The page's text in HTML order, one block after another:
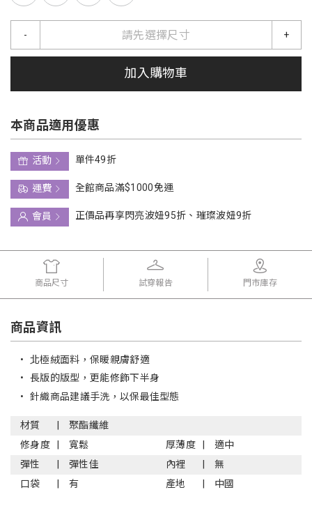
請先選擇尺寸
- +
加入購物車
本商品適用優惠
活動
單件49折
運費
全館商品滿$1000免運
會員
正價品再享閃亮波妞95折、璀璨波妞9折
商品尺寸 試穿報告 門市庫存
商品資訊
• 北極絨面料，保暖親膚舒適
• 長版的版型，更能修飾下半身
• 針織商品建議手洗，以保最佳型態
材質
聚酯纖維
修身度
寬鬆 厚薄度
適中
彈性
彈性佳 內裡
無
口袋
有 產地 中國